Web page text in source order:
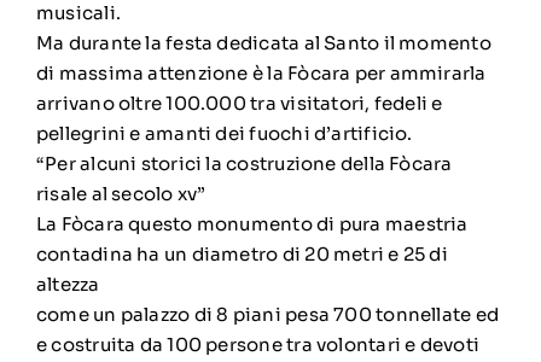
musicali.
Ma durante la festa dedicata al Santo il momento
di massima attenzione è la Fòcara per ammirarla
arrivano oltre 100.000 tra visitatori, fedeli e
pellegrini e amanti dei fuochi d’artificio.
“Per alcuni storici la costruzione della Fòcara
risale al secolo xv”
La Fòcara questo monumento di pura maestria
contadina ha un diametro di 20 metri e 25 di
altezza
come un palazzo di 8 piani pesa 700 tonnellate ed
e costruita da 100 persone tra volontari e devoti